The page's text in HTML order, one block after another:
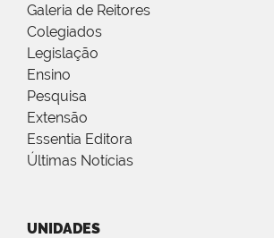
Galeria de Reitores
Colegiados
Legislação
Ensino
Pesquisa
Extensão
Essentia Editora
Últimas Notícias
UNIDADES